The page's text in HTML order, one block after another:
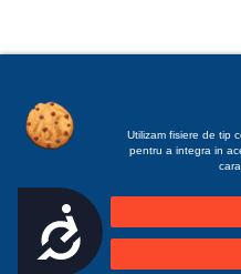
Accesibilitate
Utilizam fisiere de tip
pentru a integra in